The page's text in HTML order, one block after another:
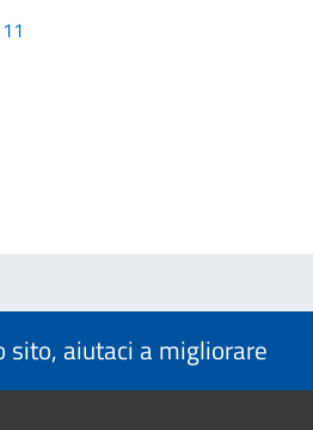
sito, aiutaci a migliorare